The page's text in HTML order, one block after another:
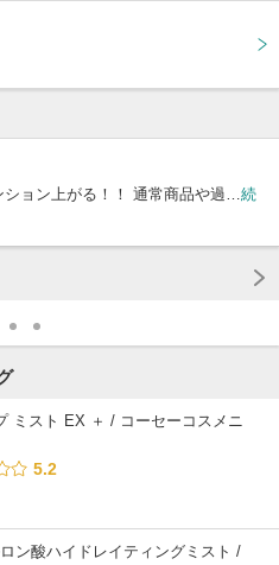
ョン上がる！！ 通常商品や過… 続
ミスト EX ＋ / コーセーコスメニ
5.2
ン酸ハイドレイティングミスト /